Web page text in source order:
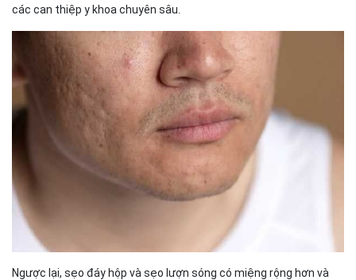
các can thiệp y khoa chuyên sâu.
Ngược lại, sẹo đáy hộp và sẹo lượn sóng có miệng rộng hơn và